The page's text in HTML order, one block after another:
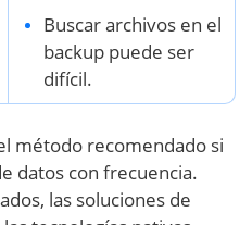
Buscar archivos en el
backup puede ser
difícil.
método recomendado si
datos con frecuencia.
las soluciones de